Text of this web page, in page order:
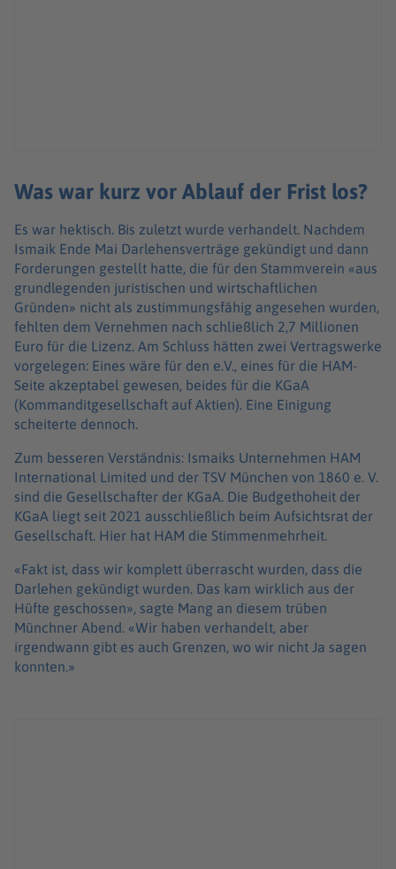
Was war kurz vor Ablauf der Frist los?
Es war hektisch. Bis zuletzt wurde verhandelt. Nachdem
Ismaik Ende Mai Darlehensverträge gekündigt und dann
Forderungen gestellt hatte, die für den Stammverein «aus
grundlegenden juristischen und wirtschaftlichen
Gründen» nicht als zustimmungsfähig angesehen wurden,
fehlten dem Vernehmen nach schließlich 2,7 Millionen
Euro für die Lizenz. Am Schluss hätten zwei Vertragswerke
vorgelegen: Eines wäre für den e.V., eines für die HAM-
Seite akzeptabel gewesen, beides für die KGaA
(Kommanditgesellschaft auf Aktien). Eine Einigung
scheiterte dennoch.
Zum besseren Verständnis: Ismaiks Unternehmen HAM
International Limited und der TSV München von 1860 e. V.
sind die Gesellschafter der KGaA. Die Budgethoheit der
KGaA liegt seit 2021 ausschließlich beim Aufsichtsrat der
Gesellschaft. Hier hat HAM die Stimmenmehrheit.
«Fakt ist, dass wir komplett überrascht wurden, dass die
Darlehen gekündigt wurden. Das kam wirklich aus der
Hüfte geschossen», sagte Mang an diesem trüben
Münchner Abend. «Wir haben verhandelt, aber
irgendwann gibt es auch Grenzen, wo wir nicht Ja sagen
konnten.»